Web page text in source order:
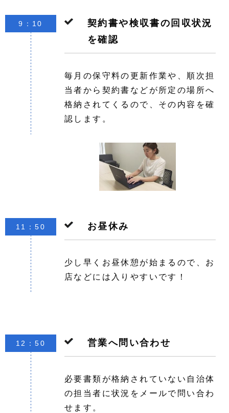
契約書や検収書の回収状況
を確認
毎月の保守料の更新作業や、順次担
当者から契約書などが所定の場所へ
格納されてくるので、その内容を確
認します。
9：10
お昼休み
少し早くお昼休憩が始まるので、お
店などには入りやすいです！
11：50
営業へ問い合わせ
必要書類が格納されていない自治体
の担当者に状況をメールで問い合わ
せます。
12：50